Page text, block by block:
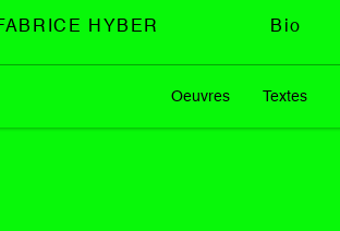
HYBER Bio
Oeuvres Textes